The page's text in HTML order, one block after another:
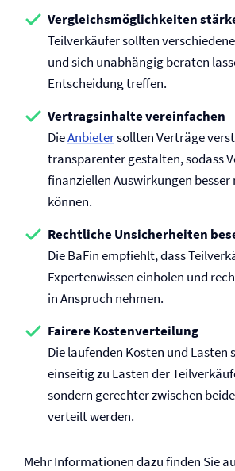
Vergleichsmöglichkeiten
Teilverkäufer sollten
und sich unabhängig beraten
Entscheidung treffen.
Vertragsinhalte vereinfachen
DieAnbietersollten Verträge
transparenter gestalten, sodass
finanziellen Auswirkungen
können.
Rechtliche Unsicherheiten
Die BaFin empfiehlt, dass
Expertenwissen einholen und
in Anspruch nehmen.
Fairere Kostenverteilung
Die laufenden Kosten und Lasten
einseitig zu Lasten der
sondern gerechter zwischen
verteilt werden.
Mehr Informationen dazu finden Sie